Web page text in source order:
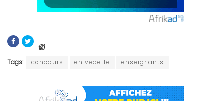
Tags: concours en vedette enseignants